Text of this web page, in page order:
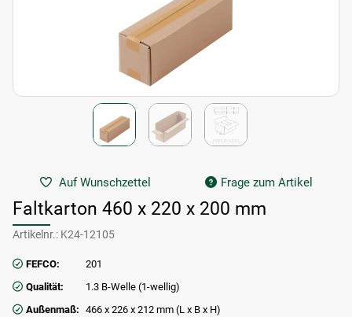
Auf Wunschzettel Frage zum Artikel
Faltkarton 460 x 220 x 200 mm
Artikelnr.: K24-12105
FEFCO:
201
Qualität:
1.3 B-Welle (1-wellig)
Außenmaß: 466 x 226 x 212 mm (L x B x H)